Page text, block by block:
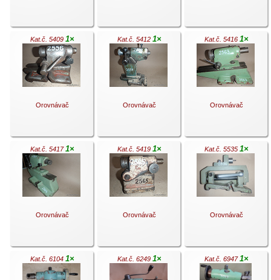
. .
Kat.č. 5409 1×
Orovnávač
Kat.č. 5412 1×
Orovnávač
.
Kat.č. 5416 1×
Orovnávač
.
Kat.č. 54171×
Orovnávač
Kat.č. 5419 1×
Orovnávač
Kat.č. 5535 1×
Orovnávač
Kat.č. 6104 1× Kat.č. 6249 1× Kat.č. 69471×